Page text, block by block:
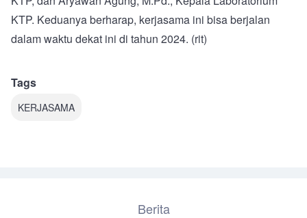
KTP. Keduanya berharap, kerjasama ini bisa berjalan
dalam waktu dekat ini di tahun 2024. (rit)
Tags
KERJASAMA
Berita